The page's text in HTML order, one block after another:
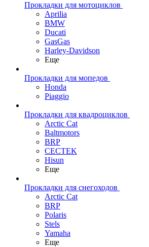
Прокладки для мотоциклов
Aprilia
BMW
Ducati
GasGas
Harley-Davidson
Еще
Прокладки для мопедов
Honda
Piaggio
Прокладки для квадроциклов
Arctic Cat
Baltmotors
BRP
CECTEK
Hisun
Еще
Прокладки для снегоходов
Arctic Cat
BRP
Polaris
Stels
Yamaha
Еще